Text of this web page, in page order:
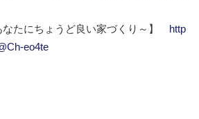
なたにちょうど良い家づくり～】 http
eo4te